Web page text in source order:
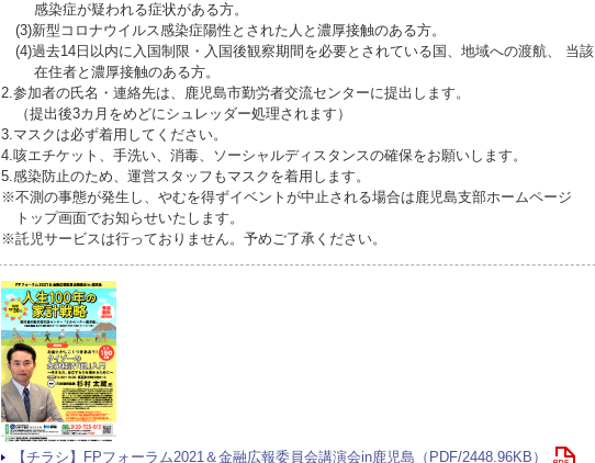
感染症が疑われる症状がある方。
(3)新型コロナウイルス感染症陽性とされた人と濃厚接触のある方。
(4)過去14日以内に入国制限・入国後観察期間を必要とされている国、地域への渡航、 当該
在住者と濃厚接触のある方。
2.参加者の氏名・連絡先は、鹿児島市勤労者交流センターに提出します。
（提出後3カ月をめどにシュレッダー処理されます）
3.マスクは必ず着用してください。
4.咳エチケット、手洗い、消毒、ソーシャルディスタンスの確保をお願いします。
5.感染防止のため、運営スタッフもマスクを着用します。
※不測の事態が発生し、やむを得ずイベントが中止される場合は鹿児島支部ホームページ
トップ画面でお知らせいたします。
※託児サービスは行っておりません。予めご了承ください。
【チラシ】FPフォーラム2021＆金融広報委員会講演会in鹿児島（PDF/2448.96KB）